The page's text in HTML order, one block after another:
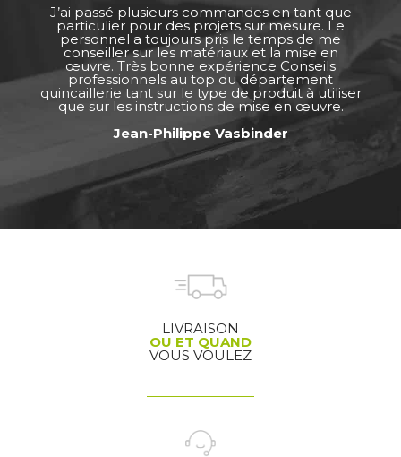
J’ai passé plusieurs commandes en tant que
particulier pour des projets sur mesure. Le
personnel a toujours pris le temps de me
conseiller sur les matériaux et la mise en
œuvre. Très bonne expérience Conseils
professionnels au top du département
quincaillerie tant sur le type de produit à utiliser
que sur les instructions de mise en œuvre.
Jean-Philippe Vasbinder
LIVRAISON
OU ET QUAND
VOUS VOULEZ